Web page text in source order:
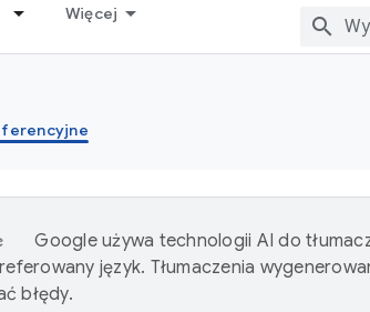
Więcej
Google używa technologii AI do
język. Tłumaczenia
błędy.